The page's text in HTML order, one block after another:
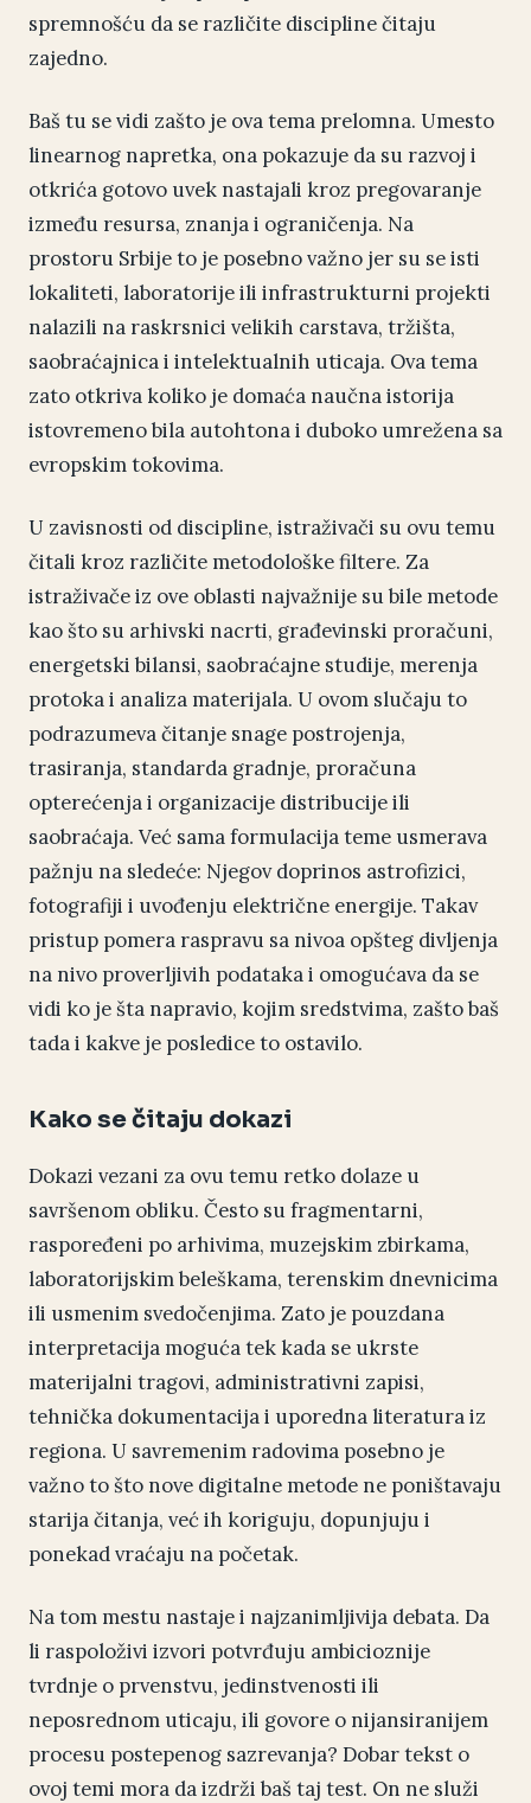
spremnošću da se različite discipline čitaju
zajedno.
Baš tu se vidi zašto je ova tema prelomna. Umesto
linearnog napretka, ona pokazuje da su razvoj i
otkrića gotovo uvek nastajali kroz pregovaranje
između resursa, znanja i ograničenja. Na
prostoru Srbije to je posebno važno jer su se isti
lokaliteti, laboratorije ili infrastrukturni projekti
nalazili na raskrsnici velikih carstava, tržišta,
saobraćajnica i intelektualnih uticaja. Ova tema
zato otkriva koliko je domaća naučna istorija
istovremeno bila autohtona i duboko umrežena sa
evropskim tokovima.
U zavisnosti od discipline, istraživači su ovu temu
čitali kroz različite metodološke filtere. Za
istraživače iz ove oblasti najvažnije su bile metode
kao što su arhivski nacrti, građevinski proračuni,
energetski bilansi, saobraćajne studije, merenja
protoka i analiza materijala. U ovom slučaju to
podrazumeva čitanje snage postrojenja,
trasiranja, standarda gradnje, proračuna
opterećenja i organizacije distribucije ili
saobraćaja. Već sama formulacija teme usmerava
pažnju na sledeće: Njegov doprinos astrofizici,
fotografiji i uvođenju električne energije. Takav
pristup pomera raspravu sa nivoa opšteg divljenja
na nivo proverljivih podataka i omogućava da se
vidi ko je šta napravio, kojim sredstvima, zašto baš
tada i kakve je posledice to ostavilo.
Kako se čitaju dokazi
Dokazi vezani za ovu temu retko dolaze u
savršenom obliku. Često su fragmentarni,
raspoređeni po arhivima, muzejskim zbirkama,
laboratorijskim beleškama, terenskim dnevnicima
ili usmenim svedočenjima. Zato je pouzdana
interpretacija moguća tek kada se ukrste
materijalni tragovi, administrativni zapisi,
tehnička dokumentacija i uporedna literatura iz
regiona. U savremenim radovima posebno je
važno to što nove digitalne metode ne poništavaju
starija čitanja, već ih koriguju, dopunjuju i
ponekad vraćaju na početak.
Na tom mestu nastaje i najzanimljivija debata. Da
li raspoloživi izvori potvrđuju ambicioznije
tvrdnje o prvenstvu, jedinstvenosti ili
neposrednom uticaju, ili govore o nijansiranijem
procesu postepenog sazrevanja? Dobar tekst o
ovoj temi mora da izdrži baš taj test. On ne služi